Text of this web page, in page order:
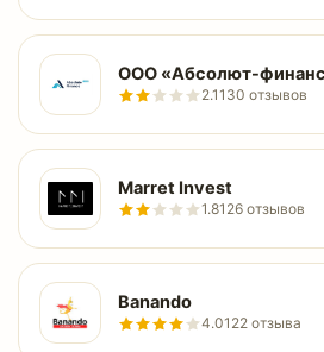
ООО «Абсолют-
2.1130 отзывов
Marret Invest
1.8126 отзывов
Banando
4.0122 отзыва